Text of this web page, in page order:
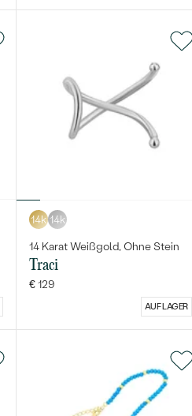
14k 14k
14 Karat Weißgold, Ohne Stein
Traci
€ 129
AUF LAGER